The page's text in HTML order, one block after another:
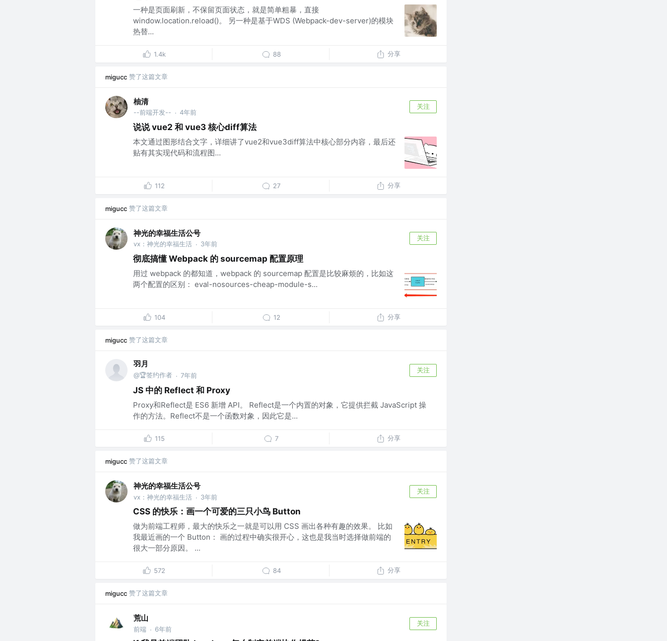
一种是页面刷新，不保留页面状态，就是简单粗暴，直接
window.location.reload()。 另一种是基于WDS (Webpack-dev-server)的模块
热替...
1.4k 88 分享
migucc 赞了这篇文章
柚清
--前端开发-- · 4年前
关注
说说 vue2 和 vue3 核心diff算法
本文通过图形结合文字，详细讲了vue2和vue3diff算法中核心部分内容，最后还
贴有其实现代码和流程图...
112 27 分享
migucc 赞了这篇文章
神光的幸福生活公号
vx：神光的幸福生活 · 3年前
关注
彻底搞懂 Webpack 的 sourcemap 配置原理
用过 webpack 的都知道，webpack 的 sourcemap 配置是比较麻烦的，比如这
两个配置的区别： eval-nosources-cheap-module-s...
104 12 分享
migucc 赞了这篇文章
羽月
@🏆签约作者 · 7年前
关注
JS 中的 Reflect 和 Proxy
Proxy和Reflect是 ES6 新增 API。 Reflect是一个内置的对象，它提供拦截 JavaScript 操
作的方法。Reflect不是一个函数对象，因此它是...
115 7 分享
migucc 赞了这篇文章
神光的幸福生活公号
vx：神光的幸福生活 · 3年前
关注
CSS 的快乐：画一个可爱的三只小鸟 Button
做为前端工程师，最大的快乐之一就是可以用 CSS 画出各种有趣的效果。 比如
我最近画的一个 Button： 画的过程中确实很开心，这也是我当时选择做前端的
很大一部分原因。 ...
572 84 分享
migucc 赞了这篇文章
荒山
前端 · 6年前
关注